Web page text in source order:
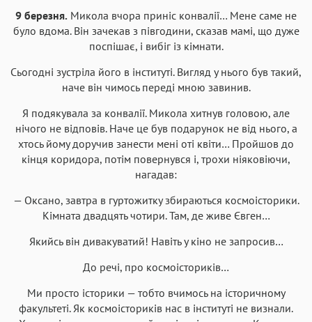
9 березня. Микола вчора приніс конвалії… Мене саме не
було вдома. Він зачекав з півгодини, сказав мамі, що дуже
поспішає, і вибіг із кімнати.
Сьогодні зустріла його в інституті. Вигляд у нього був такий,
наче він чимось переді мною завинив.
Я подякувала за конвалії. Микола хитнув головою, але
нічого не відповів. Наче це був подарунок не від нього, а
хтось йому доручив занести мені оті квіти… Пройшов до
кінця коридора, потім повернувся і, трохи ніяковіючи,
нагадав:
— Оксано, завтра в гуртожитку збираються космоісторики.
Кімната двадцять чотири. Там, де живе Євген…
Якийсь він дивакуватий! Навіть у кіно не запросив…
До речі, про космоісториків…
Ми просто історики — тобто вчимось на історичному
факультеті. Як космоісториків нас в інституті не визнали.